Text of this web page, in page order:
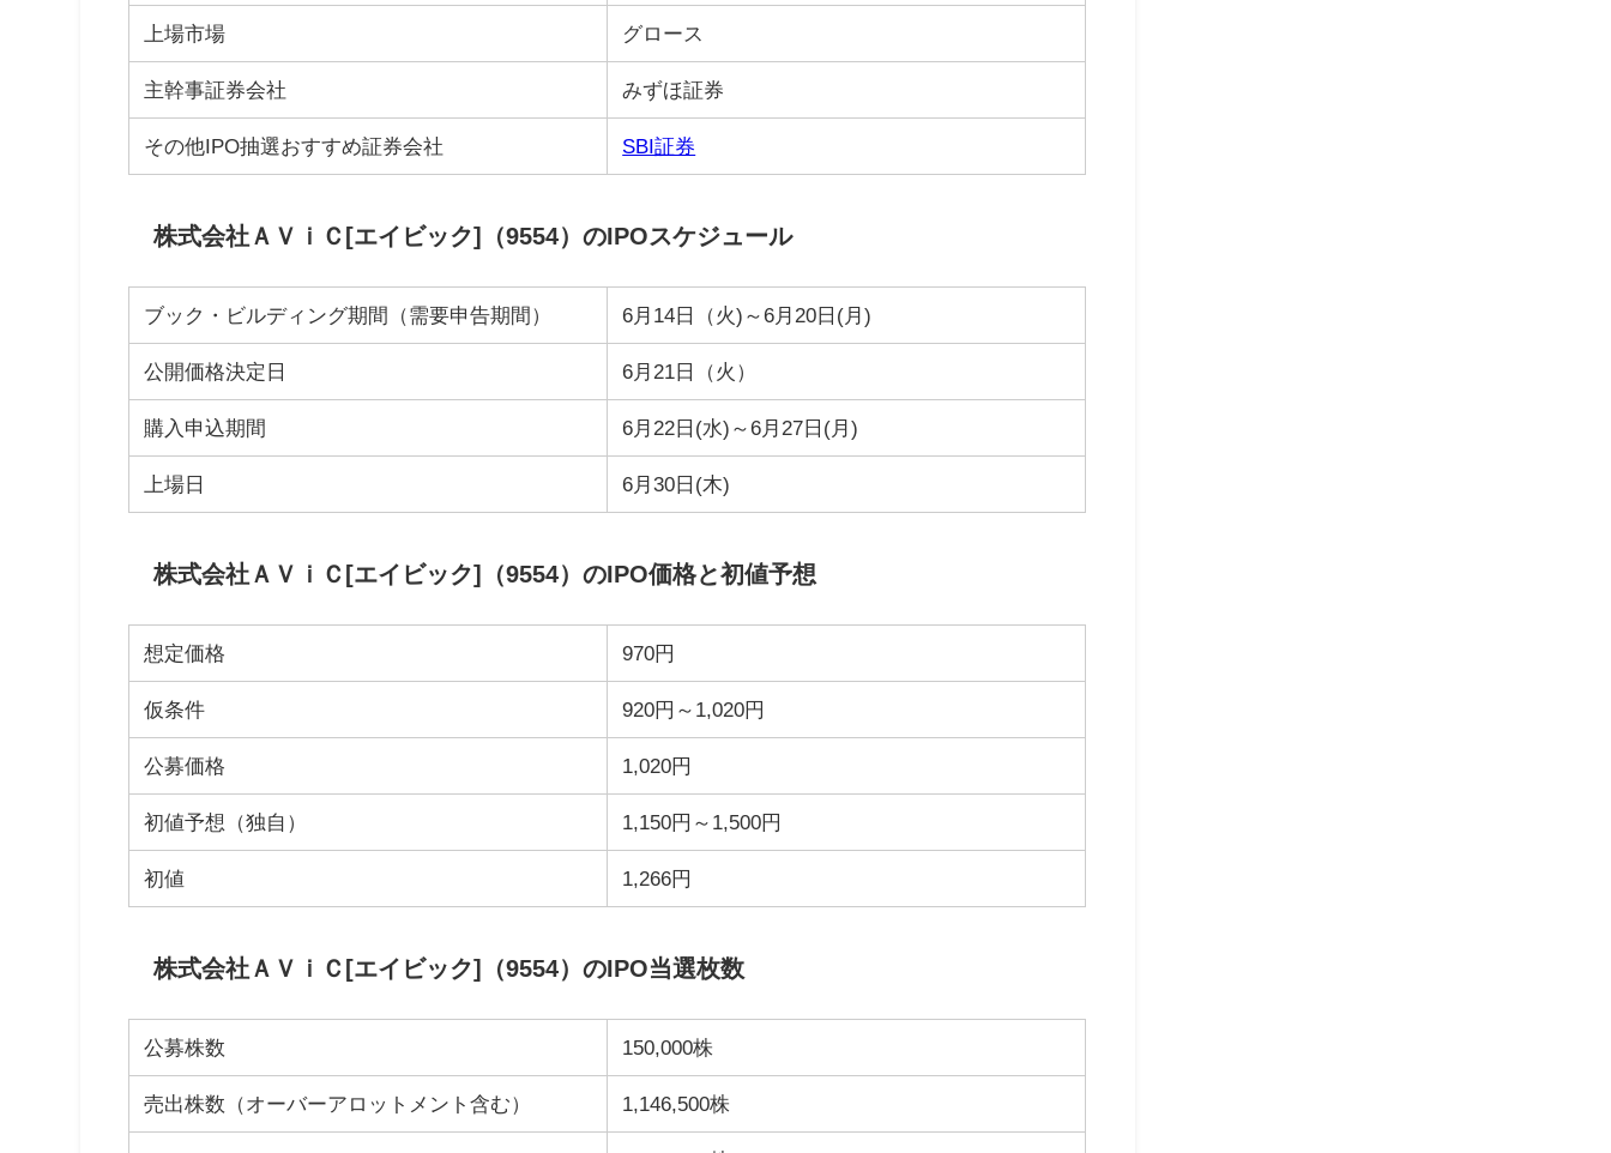
上場市場 グロース
主幹事証券会社 みずほ証券
その他IPO抽選おすすめ証券会社 SBI証券
株式会社ＡＶｉＣ[エイビック]（9554）のIPOスケジュール
ブック・ビルディング期間（需要申告期間） 6月14日（火)～6月20日(月)
公開価格決定日 6月21日（火）
購入申込期間 6月22日(水)～6月27日(月)
上場日 6月30日(木)
株式会社ＡＶｉＣ[エイビック]（9554）のIPO価格と初値予想
想定価格 970円
仮条件 920円～1,020円
公募価格 1,020円
初値予想（独自） 1,150円～1,500円
初値 1,266円
株式会社ＡＶｉＣ[エイビック]（9554）のIPO当選枚数
公募株数 150,000株
売出株数（オーバーアロットメント含む） 1,146,500株